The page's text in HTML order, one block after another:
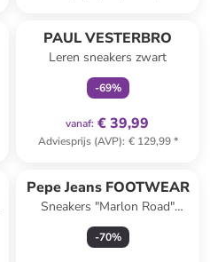
PAUL VESTERBRO
Leren sneakers zwart
-69%
vanaf: € 39,99
Adviesprijs (AVP): € 129,99*
Pepe Jeans FOOTWEAR
Sneakers "Marlon Road"
blauw/donkerblauw
-70%